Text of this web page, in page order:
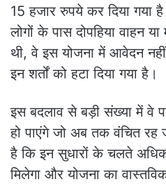
15 हजार रुपये कर दिया गया
लोगों के पास दोपहिया वाहन
थी, वे इस योजना में आवेदन
इन शर्तों को हटा दिया गया है।
इस बदलाव से बड़ी संख्या में वे
हो पाएंगे जो अब तक वंचित रह
है कि इन सुधारों के चलते
मिलेगा और योजना का